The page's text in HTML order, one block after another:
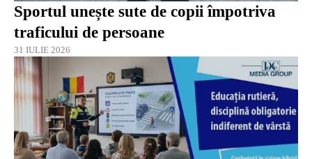
Sportul unește sute de copii împotriva
traficului de persoane
31 IULIE 2026